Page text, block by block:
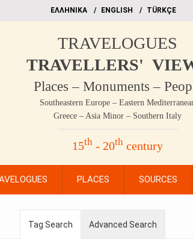
EΛΛΗΝΙΚΑ ΕΝGLISH TÜRKÇE
TRAVELOGUES
TRAVELLERS'
Places – Monuments –
Southeastern Europe – Eastern
Greece – Asia Minor – Southern Italy
15th - 20th century
PLACES SOURCES
Tag Search Advanced Search